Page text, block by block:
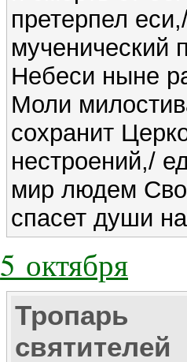
претерпел
мученический
Небеси ныне
Моли
сохранит
нестроений,/
мир людем
спасет души
5 октября
Тропарь
святителей